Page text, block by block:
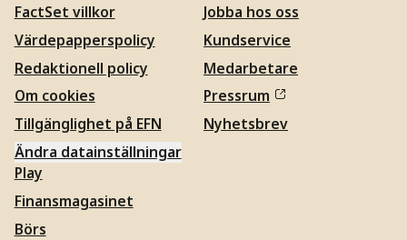
FactSet villkor
Värdepapperspolicy
Redaktionell policy
Om cookies
Tillgänglighet på EFN
Ändra datainställningar
Jobba hos oss
Kundservice
Medarbetare
Pressrum
Nyhetsbrev
Play
Finansmagasinet
Börs